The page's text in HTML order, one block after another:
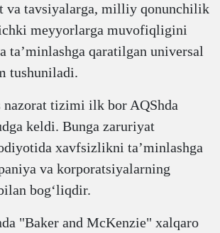
va tavsiyalarga, milliy qonunchilik
meyyorlarga muvofiqligini
taʼminlashga qaratilgan universal
tushuniladi.
tizimi ilk bor AQShda
keldi. Bunga zaruriyat
xavfsizlikni taʼminlashga
va korporatsiyalarning
bogʻliqdir.
"Baker and McKenzie" xalqaro